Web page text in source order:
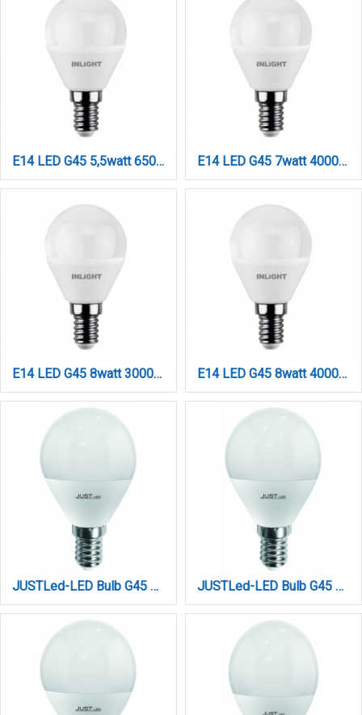
E14 LED G45 5,5watt 6500K Ψυχρό Λευκό (7.14.05.14.3) E14 LED G45 7watt 4000K Φυσικό Λευκό (7.14.07.14.2)
E14 LED G45 8watt 3000K Θερμό Λευκό (7.14.08.14.1) E14 LED G45 8watt 4000K Φυσικό Λευκό (7.14.08.14.2)
JUSTLed-LED Bulb G45 E14 6W 3000K Θερμό (B144506011) JUSTLed-LED Bulb G45 E14 6W 4000K Φυσικό (B144506012)